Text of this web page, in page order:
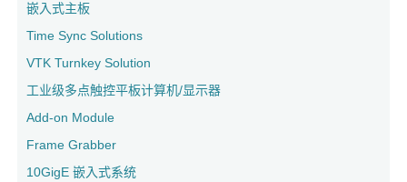
嵌入式主板
Time Sync Solutions
VTK Turnkey Solution
工业级多点触控平板计算机/显示器
Add-on Module
Frame Grabber
10GigE 嵌入式系统